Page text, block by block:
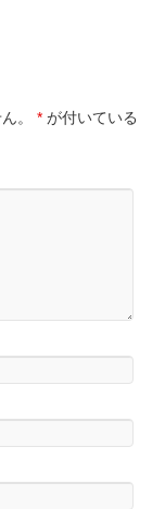
。 * が付いている